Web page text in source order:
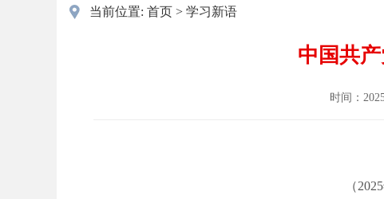
当前位置: 首页 > 学习新语
中国共
时间：
（